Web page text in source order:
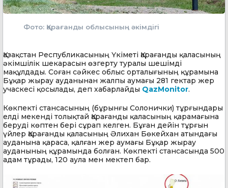
Фото: Қарағанды облысының әкімдігі
Қазақстан Республикасының Үкіметі Қарағанды қаласының
әкімшілік шекарасын өзгерту туралы шешімді
мақұлдады. Соған сәйкес облыс орталығының құрамына
Бұқар жырау ауданынан жалпы аумағы 281 гектар жер
учаскесі қосылады, деп хабарлайды QazMonitor.
Көкпекті стансасының (бұрынғы Солонички) тұрғындары
елді мекенді толықтай Қарағанды қаласының қарамағына
беруді көптен бері сұрап келген. Бұған дейін тұрғын
үйлер Қарағанды қаласының Әлихан Бөкейхан атындағы
ауданына қараса, қалған жер аумағы Бұқар жырау
ауданының құрамында болған. Көкпекті стансасында 500
адам тұрады, 120 аула мен мектеп бар.